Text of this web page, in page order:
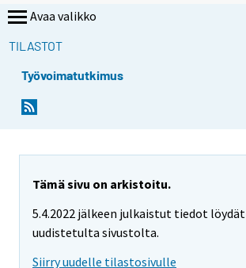
Avaa valikko
TILASTOT
Työvoimatutkimus
Tämä sivu on arkistoitu.
5.4.2022 jälkeen julkaistut tiedot löydät
uudistetulta sivustolta.
Siirry uudelle tilastosivulle